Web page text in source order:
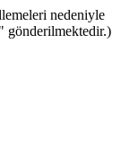
nedeniyle
gönderilmektedir.)